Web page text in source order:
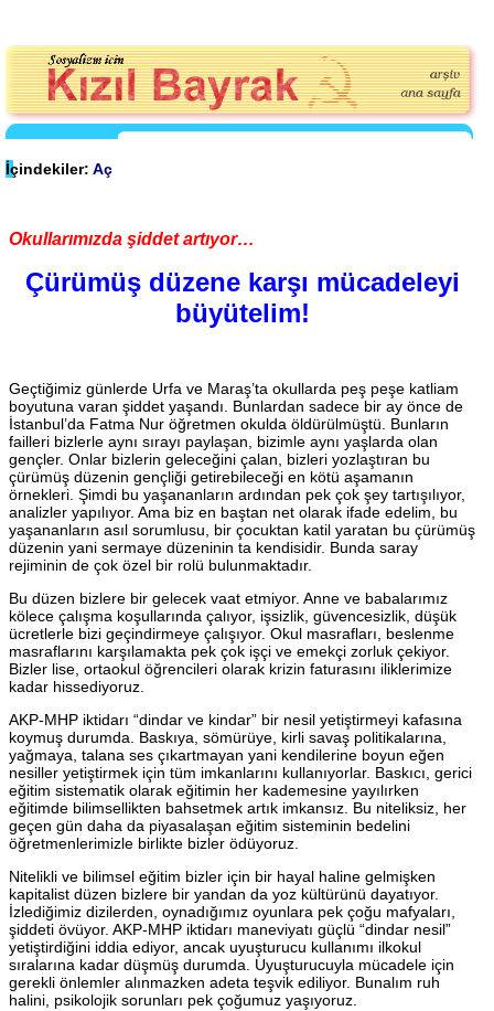
İçindekiler: Aç
Okullarımızda şiddet artıyor…
Çürümüş düzene karşı mücadeleyi
büyütelim!
Geçtiğimiz günlerde Urfa ve Maraş’ta okullarda peş peşe katliam
boyutuna varan şiddet yaşandı. Bunlardan sadece bir ay önce de
İstanbul’da Fatma Nur öğretmen okulda öldürülmüştü. Bunların
failleri bizlerle aynı sırayı paylaşan, bizimle aynı yaşlarda olan
gençler. Onlar bizlerin geleceğini çalan, bizleri yozlaştıran bu
çürümüş düzenin gençliği getirebileceği en kötü aşamanın
örnekleri. Şimdi bu yaşananların ardından pek çok şey tartışılıyor,
analizler yapılıyor. Ama biz en baştan net olarak ifade edelim, bu
yaşananların asıl sorumlusu, bir çocuktan katil yaratan bu çürümüş
düzenin yani sermaye düzeninin ta kendisidir. Bunda saray
rejiminin de çok özel bir rolü bulunmaktadır.
Bu düzen bizlere bir gelecek vaat etmiyor. Anne ve babalarımız
kölece çalışma koşullarında çalıyor, işsizlik, güvencesizlik, düşük
ücretlerle bizi geçindirmeye çalışıyor. Okul masrafları, beslenme
masraflarını karşılamakta pek çok işçi ve emekçi zorluk çekiyor.
Bizler lise, ortaokul öğrencileri olarak krizin faturasını iliklerimize
kadar hissediyoruz.
AKP-MHP iktidarı “dindar ve kindar” bir nesil yetiştirmeyi kafasına
koymuş durumda. Baskıya, sömürüye, kirli savaş politikalarına,
yağmaya, talana ses çıkartmayan yani kendilerine boyun eğen
nesiller yetiştirmek için tüm imkanlarını kullanıyorlar. Baskıcı, gerici
eğitim sistematik olarak eğitimin her kademesine yayılırken
eğitimde bilimsellikten bahsetmek artık imkansız. Bu niteliksiz, her
geçen gün daha da piyasalaşan eğitim sisteminin bedelini
öğretmenlerimizle birlikte bizler ödüyoruz.
Nitelikli ve bilimsel eğitim bizler için bir hayal haline gelmişken
kapitalist düzen bizlere bir yandan da yoz kültürünü dayatıyor.
İzlediğimiz dizilerden, oynadığımız oyunlara pek çoğu mafyaları,
şiddeti övüyor. AKP-MHP iktidarı maneviyatı güçlü “dindar nesil”
yetiştirdiğini iddia ediyor, ancak uyuşturucu kullanımı ilkokul
sıralarına kadar düşmüş durumda. Uyuşturucuyla mücadele için
gerekli önlemler alınmazken adeta teşvik ediliyor. Bunalım ruh
halini, psikolojik sorunları pek çoğumuz yaşıyoruz.